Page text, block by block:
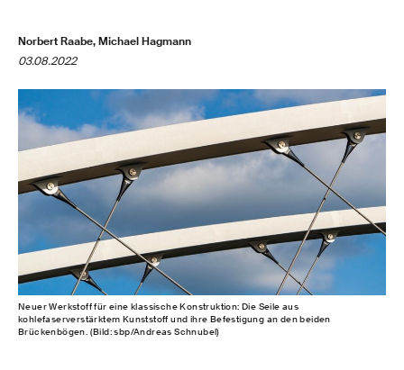
Norbert Raabe, Michael Hagmann
03.08.2022
Neuer Werkstoff für eine klassische Konstruktion: Die Seile aus
kohlefaserverstärktem Kunststoff und ihre Befestigung an den beiden
Brückenbögen. (Bild: sbp/Andreas Schnubel)